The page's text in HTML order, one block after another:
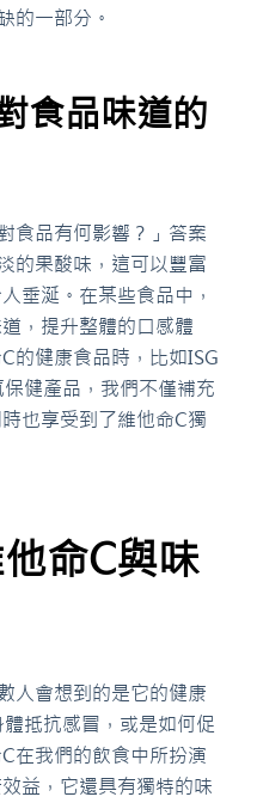
的一部分。
食品味道的
食品有何影響？」答案
的果酸味，這可以豐富
垂涎。在某些食品中，
，提升整體的口感體
的健康食品時，比如ISG
健產品，我們不僅補充
也享受到了維他命C獨
命C與味
人會想到的是它的健康
抵抗感冒，或是如何促
在我們的飲食中所扮演
益，它還具有獨特的味